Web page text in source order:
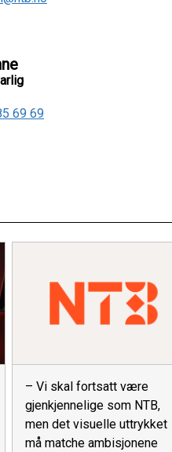
69 69
– Vi skal fortsatt være
gjenkjennelige som NTB,
men det visuelle uttrykket
må matche ambisjonene